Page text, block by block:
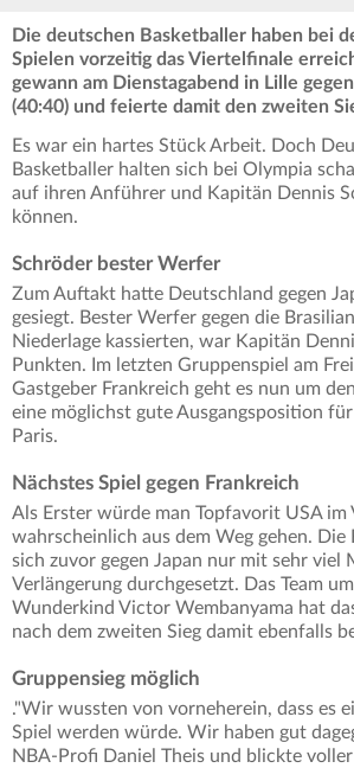
Die deutschen Basketballer haben bei
Spielen vorzeitig das Viertelfinale
gewann am Dienstagabend in Lille
(40:40) und feierte damit den zweiten
Es war ein hartes Stück Arbeit. Doch
Basketballer halten sich bei Olympia
auf ihren Anführer und Kapitän Dennis
können.
Schröder bester Werfer
Zum Auftakt hatte Deutschland gegen
gesiegt. Bester Werfer gegen die
Niederlage kassierten, war Kapitän
Punkten. Im letzten Gruppenspiel am
Gastgeber Frankreich geht es nun um
eine möglichst gute Ausgangsposition
Paris.
Nächstes Spiel gegen Frankreich
Als Erster würde man Topfavorit USA im
wahrscheinlich aus dem Weg gehen. Die
sich zuvor gegen Japan nur mit sehr viel
Verlängerung durchgesetzt. Das Team
Wunderkind Victor Wembanyama hat
nach dem zweiten Sieg damit ebenfalls
Gruppensieg möglich
."Wir wussten von vorneherein, dass es
Spiel werden würde. Wir haben gut
NBA-Profi Daniel Theis und blickte